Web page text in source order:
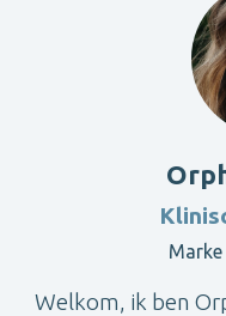
Welkom, ik ben